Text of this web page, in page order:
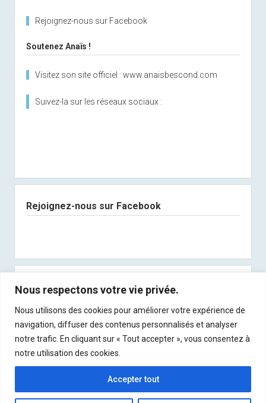
Nous respectons votre vie privée.
Nous utilisons des cookies pour améliorer votre expérience de
navigation, diffuser des contenus personnalisés et analyser
notre trafic. En cliquant sur « Tout accepter », vous consentez à
notre utilisation des cookies.
Accepter tout
Rejoignez-nous sur Facebook
Soutenez Anaïs !
Visitez son site officiel : www.anaisbescond.com
Suivez-la sur les réseaux sociaux :
Rejoignez-nous sur Facebook
Abonnez-vous à notre newsletter
Recevez les derniers articles directement dans
votre boite mail !